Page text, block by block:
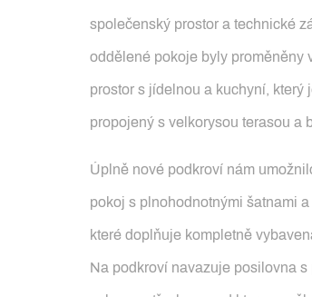
společenský prostor a technické
oddělené pokoje byly proměněny
prostor s jídelnou a kuchyní, který
propojený s velkorysou terasou a
Úplně nové podkroví nám
pokoj s plnohodnotnými šatnami a
které doplňuje kompletně
Na podkroví navazuje posilovna